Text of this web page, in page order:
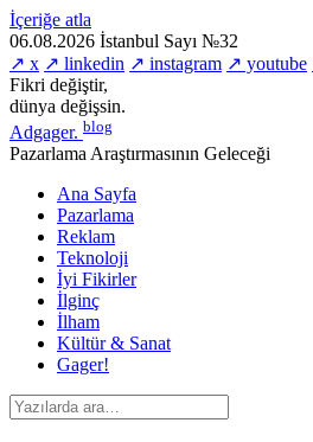
İçeriğe atla
06.08.2026 İstanbul Sayı №32
↗ x ↗ linkedin ↗ instagram ↗ youtube
Fikri değiştir,
dünya değişsin.
Adgager. blog
Pazarlama Araştırmasının Geleceği
Ana Sayfa
Pazarlama
Reklam
Teknoloji
İyi Fikirler
İlginç
İlham
Kültür & Sanat
Gager!